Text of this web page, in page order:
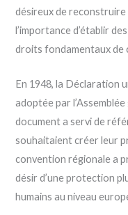
désireux de
l’importance d’établir
droits fondamentaux de
En 1948, la Déclaration
adoptée par
document a servi de
souhaitaient créer leur
convention régionale a
désir d’une protection
humains au niveau